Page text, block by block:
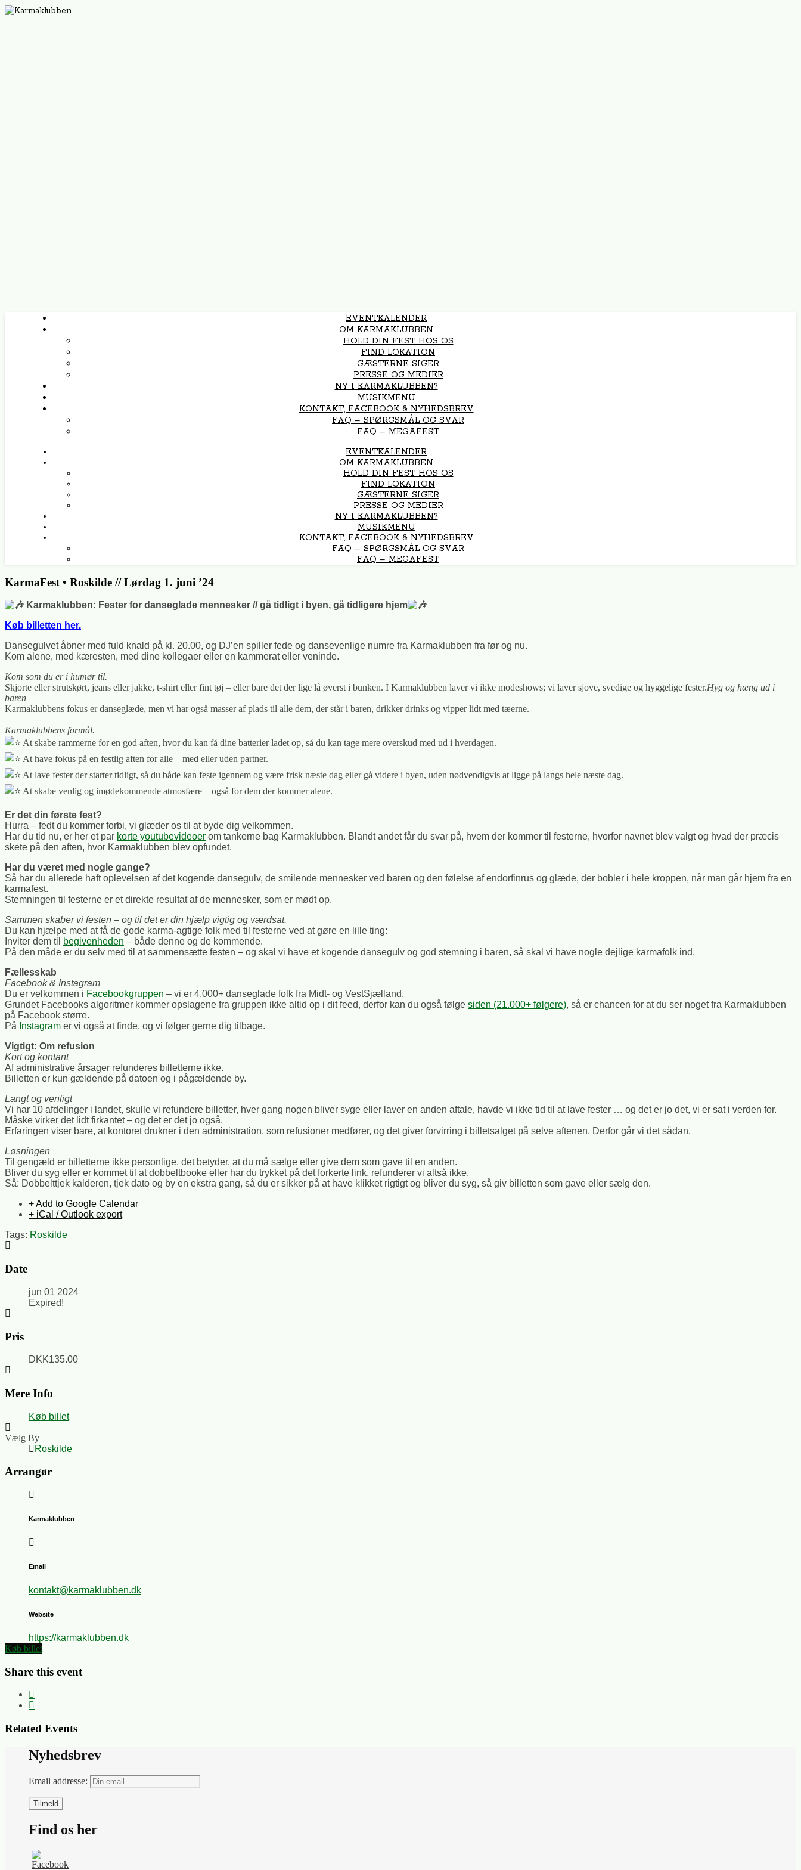
EVENTKALENDER
OM KARMAKLUBBEN
HOLD DIN FEST HOS OS
FIND LOKATION
GÆSTERNE SIGER
PRESSE OG MEDIER
NY I KARMAKLUBBEN?
MUSIKMENU
KONTAKT, FACEBOOK & NYHEDSBREV
FAQ – SPØRGSMÅL OG SVAR
FAQ – MEGAFEST
EVENTKALENDER
OM KARMAKLUBBEN
HOLD DIN FEST HOS OS
FIND LOKATION
GÆSTERNE SIGER
PRESSE OG MEDIER
NY I KARMAKLUBBEN?
MUSIKMENU
KONTAKT, FACEBOOK & NYHEDSBREV
FAQ – SPØRGSMÅL OG SVAR
FAQ – MEGAFEST
KarmaFest • Roskilde // Lørdag 1. juni ’24
Karmaklubben: Fester for danseglade mennesker // gå tidligt i byen, gå tidligere hjem
Køb billetten her.
Dansegulvet åbner med fuld knald på kl. 20.00, og DJ’en spiller fede og dansevenlige numre fra Karmaklubben fra før og nu.
Kom alene, med kæresten, med dine kollegaer eller en kammerat eller veninde.
Kom som du er i humør til.
Skjorte eller strutskørt, jeans eller jakke, t-shirt eller fint tøj – eller bare det der lige lå øverst i bunken. I Karmaklubben laver vi ikke modeshows; vi laver sjove, svedige og hyggelige fester.Hyg og hæng ud i
baren
Karmaklubbens fokus er danseglæde, men vi har også masser af plads til alle dem, der står i baren, drikker drinks og vipper lidt med tæerne.
Karmaklubbens formål.
At skabe rammerne for en god aften, hvor du kan få dine batterier ladet op, så du kan tage mere overskud med ud i hverdagen.
At have fokus på en festlig aften for alle – med eller uden partner.
At lave fester der starter tidligt, så du både kan feste igennem og være frisk næste dag eller gå videre i byen, uden nødvendigvis at ligge på langs hele næste dag.
At skabe venlig og imødekommende atmosfære – også for dem der kommer alene.
Er det din første fest?
Hurra – fedt du kommer forbi, vi glæder os til at byde dig velkommen.
Har du tid nu, er her et par korte youtubevideoer om tankerne bag Karmaklubben. Blandt andet får du svar på, hvem der kommer til festerne, hvorfor navnet blev valgt og hvad der præcis
skete på den aften, hvor Karmaklubben blev opfundet.
Har du været med nogle gange?
Så har du allerede haft oplevelsen af det kogende dansegulv, de smilende mennesker ved baren og den følelse af endorfinrus og glæde, der bobler i hele kroppen, når man går hjem fra en
karmafest.
Stemningen til festerne er et direkte resultat af de mennesker, som er mødt op.
Sammen skaber vi festen – og til det er din hjælp vigtig og værdsat.
Du kan hjælpe med at få de gode karma-agtige folk med til festerne ved at gøre en lille ting:
Inviter dem til
begivenheden – både denne og de kommende.
På den måde er du selv med til at sammensætte festen – og skal vi have et kogende dansegulv og god stemning i baren, så skal vi have nogle dejlige karmafolk ind.
Fællesskab
Facebook & Instagram
Du er velkommen i Facebookgruppen – vi er 4.000+ danseglade folk fra Midt- og VestSjælland.
Grundet Facebooks algoritmer kommer opslagene fra gruppen ikke altid op i dit feed, derfor kan du også følge siden (21.000+ følgere), så er chancen for at du ser noget fra Karmaklubben
på Facebook større.
På Instagram er vi også at finde, og vi følger gerne dig tilbage.
Vigtigt: Om refusion
Kort og kontant
Af administrative årsager refunderes billetterne ikke.
Billetten er kun gældende på datoen og i pågældende by.
Langt og venligt
Vi har 10 afdelinger i landet, skulle vi refundere billetter, hver gang nogen bliver syge eller laver en anden aftale, havde vi ikke tid til at lave fester … og det er jo det, vi er sat i verden for.
Måske virker det lidt firkantet – og det er det jo også.
Erfaringen viser bare, at kontoret drukner i den administration, som refusioner medfører, og det giver forvirring i billetsalget på selve aftenen. Derfor går vi det sådan.
Løsningen
Til gengæld er billetterne ikke personlige, det betyder, at du må sælge eller give dem som gave til en anden.
Bliver du syg eller er kommet til at dobbeltbooke eller har du trykket på det forkerte link, refunderer vi altså ikke.
Så: Dobbelttjek kalderen, tjek dato og by en ekstra gang, så du er sikker på at have klikket rigtigt og bliver du syg, så giv billetten som gave eller sælg den.
+ Add to Google Calendar
+ iCal / Outlook export
Tags: Roskilde
Date
jun 01 2024
Expired!
Pris
DKK135.00
Mere Info
Køb billet
Vælg By
Roskilde
Arrangør
Karmaklubben
Email
kontakt@karmaklubben.dk
Website
https://karmaklubben.dk
Køb billet
Share this event
Related Events
Nyhedsbrev
Email addresse:
Find os her